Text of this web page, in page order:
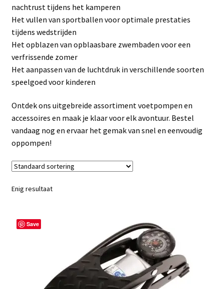
Over Ons
Overzicht
Privacybeleid
Videos
Winkelwagen
nachtrust tijdens het kamperen
Het vullen van sportballen voor optimale prestaties
tijdens wedstrijden
Het opblazen van opblaasbare zwembaden voor een
verfrissende zomer
Het aanpassen van de luchtdruk in verschillende soorten
speelgoed voor kinderen
Ontdek ons uitgebreide assortiment voetpompen en
accessoires en maak je klaar voor elk avontuur. Bestel
vandaag nog en ervaar het gemak van snel en eenvoudig
oppompen!
Enig resultaat
Save